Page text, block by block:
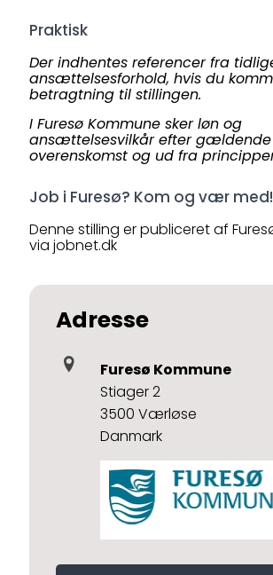
Praktisk
Der indhentes referencer fra
ansættelsesforhold, hvis du
betragtning til stillingen.
I Furesø Kommune sker løn og
ansættelsesvilkår efter gældende
overenskomst og ud fra
Job i Furesø? Kom og vær med!
Denne stilling er publiceret af
via jobnet.dk
Adresse
Furesø Kommune
Stiager 2
3500 Værløse
Danmark